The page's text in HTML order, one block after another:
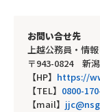
お問い合せ先
上越公務員・情
〒943-0824 新
【HP】 https://
【TEL】 0800-
【mail】